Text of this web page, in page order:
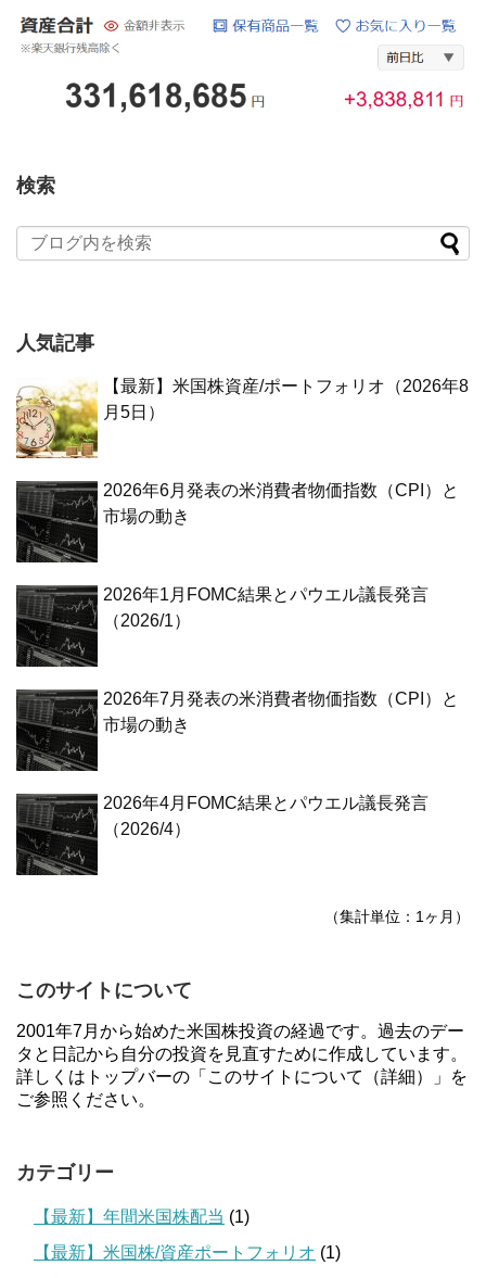
検索
人気記事
【最新】米国株資産/ポートフォリオ（2026年8
月5日）
2026年6月発表の米消費者物価指数（CPI）と
市場の動き
2026年1月FOMC結果とパウエル議長発言
（2026/1）
2026年7月発表の米消費者物価指数（CPI）と
市場の動き
2026年4月FOMC結果とパウエル議長発言
（2026/4）
（集計単位：1ヶ月）
このサイトについて
2001年7月から始めた米国株投資の経過です。過去のデー
タと日記から自分の投資を見直すために作成しています。
詳しくはトップバーの「このサイトについて（詳細）」を
ご参照ください。
カテゴリー
【最新】年間米国株配当 (1)
【最新】米国株/資産ポートフォリオ (1)